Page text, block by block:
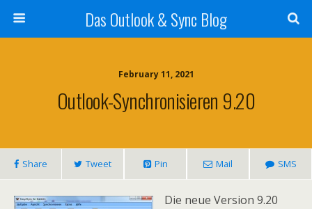
Das Outlook & Sync Blog
February 11, 2021
Outlook-Synchronisieren 9.20
Share Tweet Pin Mail SMS
Die neue Version 9.20